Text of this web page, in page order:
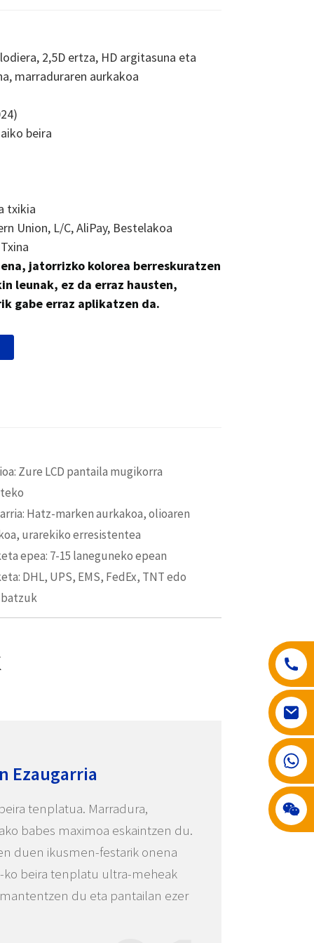
2,5D ertza, HD argitasuna eta
marraduraren aurkakoa
beira
txikia
Union, L/C, AliPay, Bestelakoa
jatorrizko kolorea berreskuratzen
leunak, ez da erraz hausten,
gabe erraz aplikatzen da.
Zure LCD pantaila mugikorra
Hatz-marken aurkakoa, olioaren
urarekiko erresistentea
epea: 7-15 laneguneko epean
DHL, UPS, EMS, FedEx, TNT edo
Ezaugarria
tenplatua. Marradura,
babes maximoa eskaintzen du.
duen ikusmen-festarik onena
beira tenplatu ultra-meheak
du eta pantailan ezer